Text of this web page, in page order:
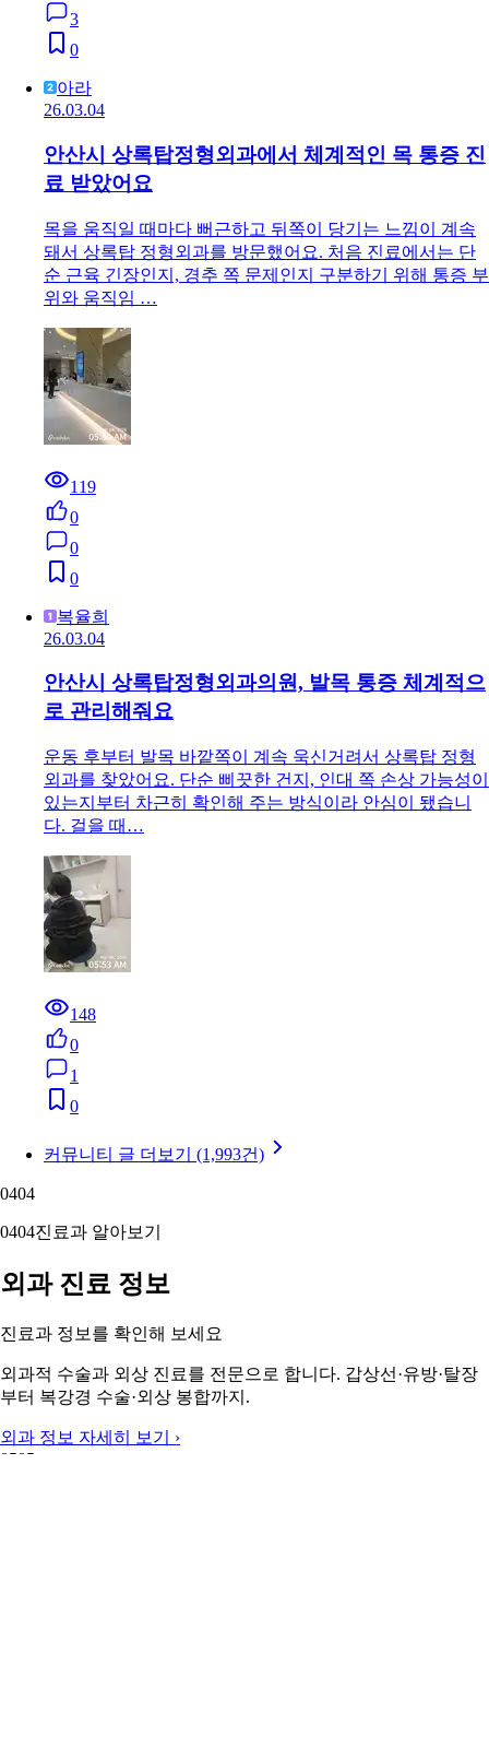
3
0
아라
26.03.04
안산시 상록탑정형외과에서 체계적인 목 통증 진
료 받았어요
목을 움직일 때마다 뻐근하고 뒤쪽이 당기는 느낌이 계속
돼서 상록탑 정형외과를 방문했어요. 처음 진료에서는 단
순 근육 긴장인지, 경추 쪽 문제인지 구분하기 위해 통증 부
위와 움직임 …
119
0
0
0
복율희
26.03.04
안산시 상록탑정형외과의원, 발목 통증 체계적으
로 관리해줘요
운동 후부터 발목 바깥쪽이 계속 욱신거려서 상록탑 정형
외과를 찾았어요. 단순 삐끗한 건지, 인대 쪽 손상 가능성이
있는지부터 차근히 확인해 주는 방식이라 안심이 됐습니
다. 걸을 때…
148
0
1
0
커뮤니티 글 더보기 (1,993건)
0404
0404진료과 알아보기
외과 진료 정보
진료과 정보를 확인해 보세요
외과적 수술과 외상 진료를 전문으로 합니다. 갑상선·유방·탈장
부터 복강경 수술·외상 봉합까지.
외과 정보 자세히 보기 ›
0505